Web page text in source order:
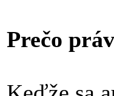
Prečo